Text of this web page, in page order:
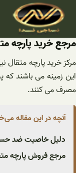
محتوا
مرجع خرید پارچه
مرکز خرید پارچه متقال
این زمینه می باشند که
مصرف می کنند.
آنچه در این مقاله
دلیل خاصیت ضد
مرجع فروش پارچه